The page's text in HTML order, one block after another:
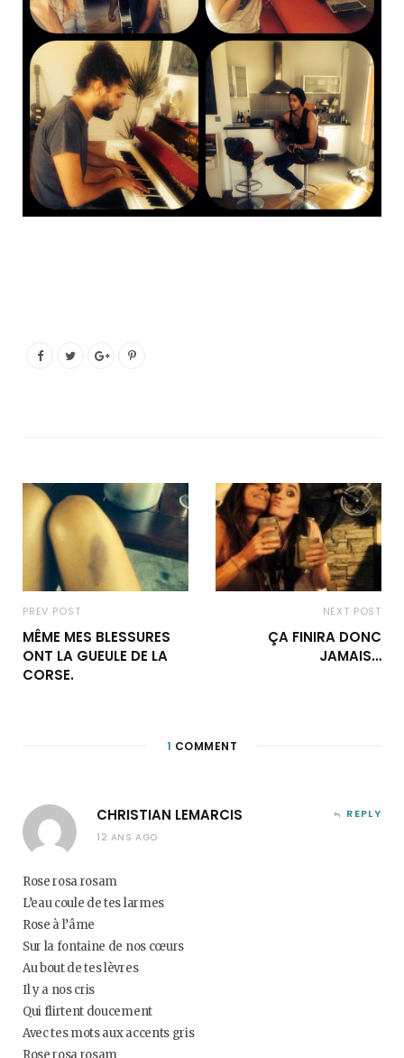
PREV POST
MÊME MES BLESSURES
ONT LA GUEULE DE LA
CORSE.
NEXT POST
ÇA FINIRA DONC
JAMAIS…
1 COMMENT
CHRISTIAN LEMARCIS
12 ANS AGO
REPLY
Rose rosa rosam
L’eau coule de tes larmes
Rose à l’âme
Sur la fontaine de nos cœurs
Au bout de tes lèvres
Il y a nos cris
Qui flirtent doucement
Avec tes mots aux accents gris
Rose rosa rosam